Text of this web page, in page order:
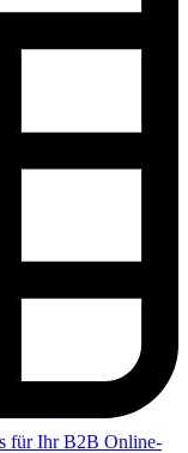
für Ihr B2B Online-